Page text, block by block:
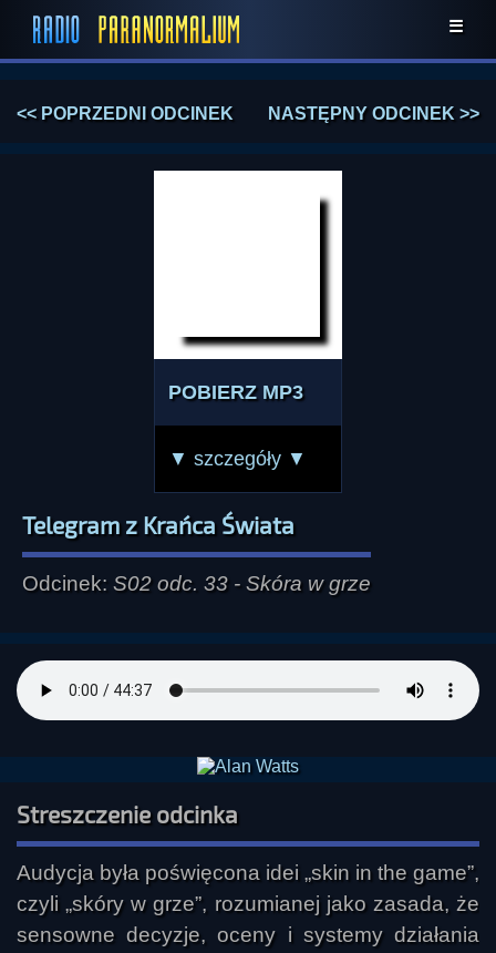
☰
<< POPRZEDNI ODCINEK NASTĘPNY ODCINEK >>
POBIERZ MP3
▼ szczegóły ▼
Telegram z Krańca Świata
Odcinek: S02 odc. 33 - Skóra w grze
Streszczenie odcinka
Audycja była poświęcona idei „skin in the game”,
czyli „skóry w grze”, rozumianej jako zasada, że
sensowne decyzje, oceny i systemy działania